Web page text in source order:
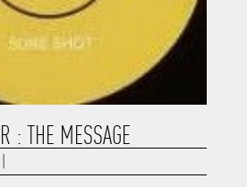
: THE MESSAGE